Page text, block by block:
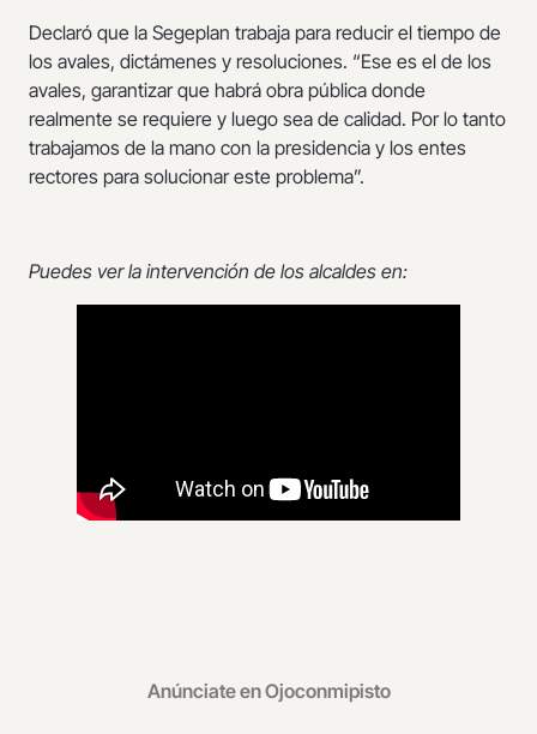
Declaró que la Segeplan trabaja para reducir el tiempo de
los avales, dictámenes y resoluciones. “Ese es el de los
avales, garantizar que habrá obra pública donde
realmente se requiere y luego sea de calidad. Por lo tanto
trabajamos de la mano con la presidencia y los entes
rectores para solucionar este problema”.
Puedes ver la intervención de los alcaldes en:
Anúnciate en Ojoconmipisto